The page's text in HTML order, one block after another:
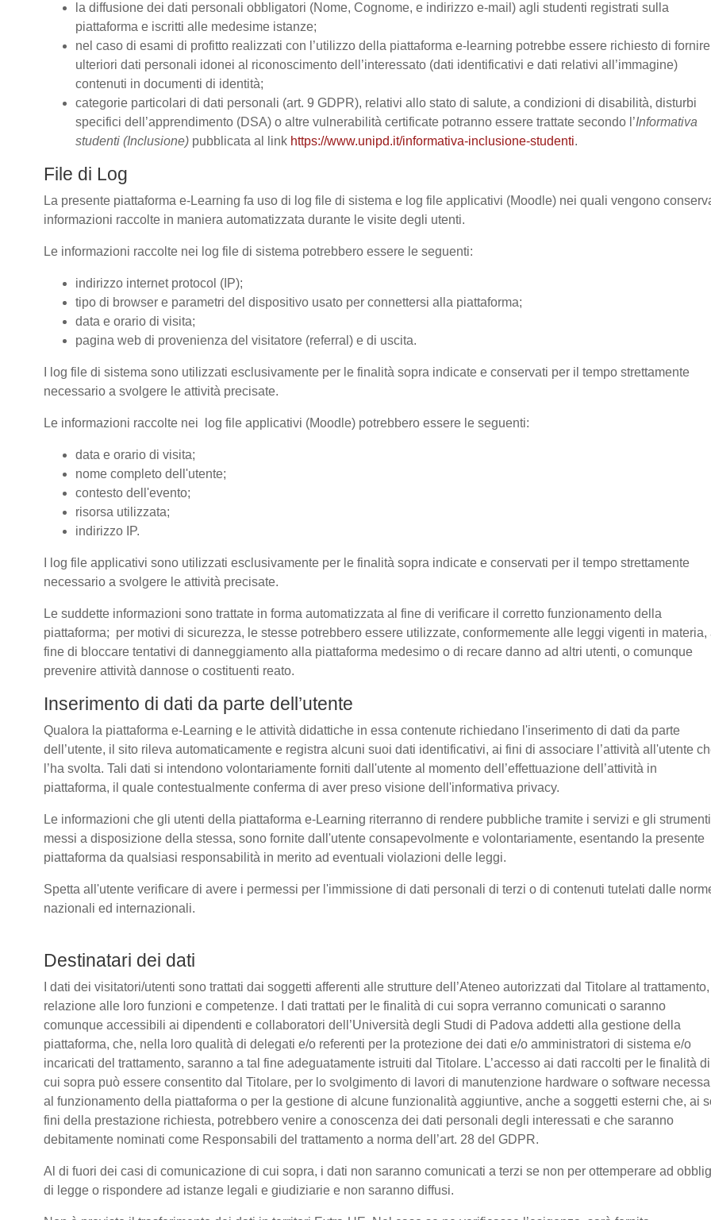
la diffusione dei dati personali obbligatori (Nome, Cognome, e indirizzo e-mail) agli studenti registrati sulla
piattaforma e iscritti alle medesime istanze;
nel caso di esami di profitto realizzati con l’utilizzo della piattaforma e-learning potrebbe essere richiesto di fornire
ulteriori dati personali idonei al riconoscimento dell’interessato (dati identificativi e dati relativi all’immagine)
contenuti in documenti di identità;
categorie particolari di dati personali (art. 9 GDPR), relativi allo stato di salute, a condizioni di disabilità, disturbi
specifici dell’apprendimento (DSA) o altre vulnerabilità certificate potranno essere trattate secondo l’Informativa
studenti (Inclusione) pubblicata al link https://www.unipd.it/informativa-inclusione-studenti.
File di Log
La presente piattaforma e-Learning fa uso di log file di sistema e log file applicativi (Moodle) nei quali vengono
informazioni raccolte in maniera automatizzata durante le visite degli utenti.
Le informazioni raccolte nei log file di sistema potrebbero essere le seguenti:
indirizzo internet protocol (IP);
tipo di browser e parametri del dispositivo usato per connettersi alla piattaforma;
data e orario di visita;
pagina web di provenienza del visitatore (referral) e di uscita.
I log file di sistema sono utilizzati esclusivamente per le finalità sopra indicate e conservati per il tempo strettamente
necessario a svolgere le attività precisate.
Le informazioni raccolte nei log file applicativi (Moodle) potrebbero essere le seguenti:
data e orario di visita;
nome completo dell'utente;
contesto dell'evento;
risorsa utilizzata;
indirizzo IP.
I log file applicativi sono utilizzati esclusivamente per le finalità sopra indicate e conservati per il tempo strettamente
necessario a svolgere le attività precisate.
Le suddette informazioni sono trattate in forma automatizzata al fine di verificare il corretto funzionamento della
piattaforma; per motivi di sicurezza, le stesse potrebbero essere utilizzate, conformemente alle leggi vigenti in materia,
fine di bloccare tentativi di danneggiamento alla piattaforma medesimo o di recare danno ad altri utenti, o comunque
prevenire attività dannose o costituenti reato.
Inserimento di dati da parte dell’utente
Qualora la piattaforma e-Learning e le attività didattiche in essa contenute richiedano l'inserimento di dati da parte
dell’utente, il sito rileva automaticamente e registra alcuni suoi dati identificativi, ai fini di associare l’attività all'utente
l’ha svolta. Tali dati si intendono volontariamente forniti dall'utente al momento dell’effettuazione dell’attività in
piattaforma, il quale contestualmente conferma di aver preso visione dell'informativa privacy.
Le informazioni che gli utenti della piattaforma e-Learning riterranno di rendere pubbliche tramite i servizi e gli strumenti
messi a disposizione della stessa, sono fornite dall'utente consapevolmente e volontariamente, esentando la presente
piattaforma da qualsiasi responsabilità in merito ad eventuali violazioni delle leggi.
Spetta all'utente verificare di avere i permessi per l'immissione di dati personali di terzi o di contenuti tutelati dalle
nazionali ed internazionali.
Destinatari dei dati
I dati dei visitatori/utenti sono trattati dai soggetti afferenti alle strutture dell’Ateneo autorizzati dal Titolare al
relazione alle loro funzioni e competenze. I dati trattati per le finalità di cui sopra verranno comunicati o saranno
comunque accessibili ai dipendenti e collaboratori dell’Università degli Studi di Padova addetti alla gestione della
piattaforma, che, nella loro qualità di delegati e/o referenti per la protezione dei dati e/o amministratori di sistema e/o
incaricati del trattamento, saranno a tal fine adeguatamente istruiti dal Titolare. L’accesso ai dati raccolti per le finalità di
cui sopra può essere consentito dal Titolare, per lo svolgimento di lavori di manutenzione hardware o software
al funzionamento della piattaforma o per la gestione di alcune funzionalità aggiuntive, anche a soggetti esterni che, ai
fini della prestazione richiesta, potrebbero venire a conoscenza dei dati personali degli interessati e che saranno
debitamente nominati come Responsabili del trattamento a norma dell’art. 28 del GDPR.
Al di fuori dei casi di comunicazione di cui sopra, i dati non saranno comunicati a terzi se non per ottemperare ad
di legge o rispondere ad istanze legali e giudiziarie e non saranno diffusi.